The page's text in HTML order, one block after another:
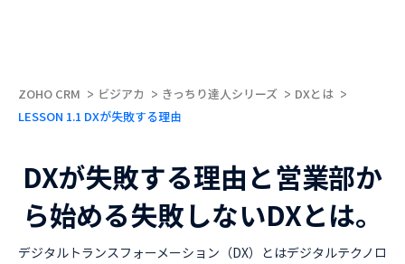
ZOHO CRM ビジアカ きっちり達人シリーズ
DXとは
LESSON 1.1 DXが失敗する理由
DXが失敗する理由と営業部か
ら始める失敗しないDXとは。
デジタルトランスフォーメーション（DX）とはデジタルテクノロ